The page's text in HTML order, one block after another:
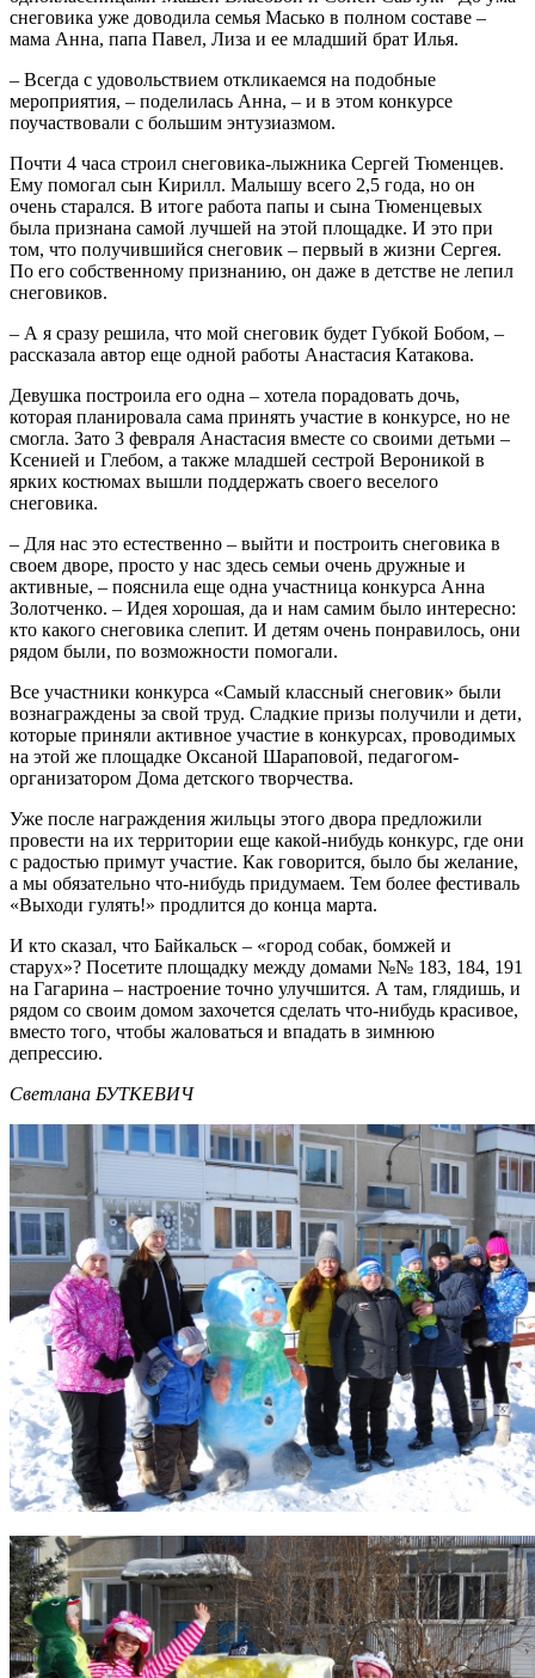
снеговика уже доводила семья Масько в полном составе –
мама Анна, папа Павел, Лиза и ее младший брат Илья.
– Всегда с удовольствием откликаемся на подобные
мероприятия, – поделилась Анна, – и в этом конкурсе
поучаствовали с большим энтузиазмом.
Почти 4 часа строил снеговика-лыжника Сергей Тюменцев.
Ему помогал сын Кирилл. Малышу всего 2,5 года, но он
очень старался. В итоге работа папы и сына Тюменцевых
была признана самой лучшей на этой площадке. И это при
том, что получившийся снеговик – первый в жизни Сергея.
По его собственному признанию, он даже в детстве не лепил
снеговиков.
– А я сразу решила, что мой снеговик будет Губкой Бобом, –
рассказала автор еще одной работы Анастасия Катакова.
Девушка построила его одна – хотела порадовать дочь,
которая планировала сама принять участие в конкурсе, но не
смогла. Зато 3 февраля Анастасия вместе со своими детьми –
Ксенией и Глебом, а также младшей сестрой Вероникой в
ярких костюмах вышли поддержать своего веселого
снеговика.
– Для нас это естественно – выйти и построить снеговика в
своем дворе, просто у нас здесь семьи очень дружные и
активные, – пояснила еще одна участница конкурса Анна
Золотченко. – Идея хорошая, да и нам самим было интересно:
кто какого снеговика слепит. И детям очень понравилось, они
рядом были, по возможности помогали.
Все участники конкурса «Самый классный снеговик» были
вознаграждены за свой труд. Сладкие призы получили и дети,
которые приняли активное участие в конкурсах, проводимых
на этой же площадке Оксаной Шараповой, педагогом-
организатором Дома детского творчества.
Уже после награждения жильцы этого двора предложили
провести на их территории еще какой-нибудь конкурс, где они
с радостью примут участие. Как говорится, было бы желание,
а мы обязательно что-нибудь придумаем. Тем более фестиваль
«Выходи гулять!» продлится до конца марта.
И кто сказал, что Байкальск – «город собак, бомжей и
старух»? Посетите площадку между домами №№ 183, 184, 191
на Гагарина – настроение точно улучшится. А там, глядишь, и
рядом со своим домом захочется сделать что-нибудь красивое,
вместо того, чтобы жаловаться и впадать в зимнюю
депрессию.
Светлана БУТКЕВИЧ